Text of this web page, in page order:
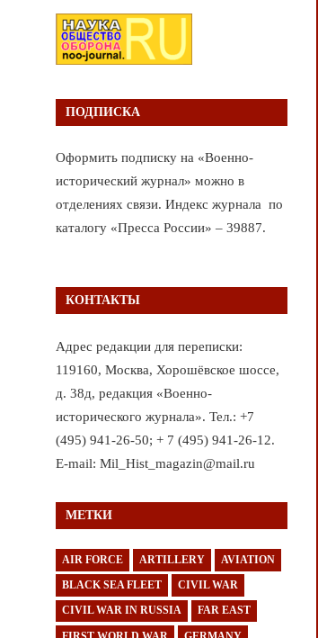
ПОДПИСКА
Оформить подписку на «Военно-
исторический журнал» можно в
отделениях связи. Индекс журнала по
каталогу «Пресса России» – 39887.
КОНТАКТЫ
Адрес редакции для переписки:
119160, Москва, Хорошёвское шоссе,
д. 38д, редакция «Военно-
исторического журнала». Тел.: +7
(495) 941-26-50; + 7 (495) 941-26-12.
E-mail: Mil_Hist_magazin@mail.ru
МЕТКИ
AIR FORCE ARTILLERY AVIATION
BLACK SEA FLEET CIVIL WAR
CIVIL WAR IN RUSSIA FAR EAST